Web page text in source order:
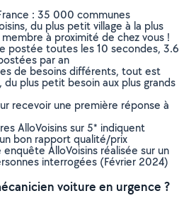
: 35 000 communes
du plus petit village à la plus
à proximité de chez vous !
postée toutes les 10 secondes, 3.6
par an
de besoins différents, tout est
du plus petit besoin aux plus grands
recevoir une première réponse à
AlloVoisins sur 5* indiquent
bon rapport qualité/prix
enquête AlloVoisins réalisée sur un
interrogées (Février 2024)
voiture en urgence ?